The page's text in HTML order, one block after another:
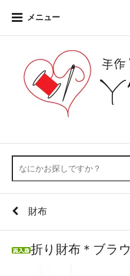
メニュー
財布
折り財布＊ブラ